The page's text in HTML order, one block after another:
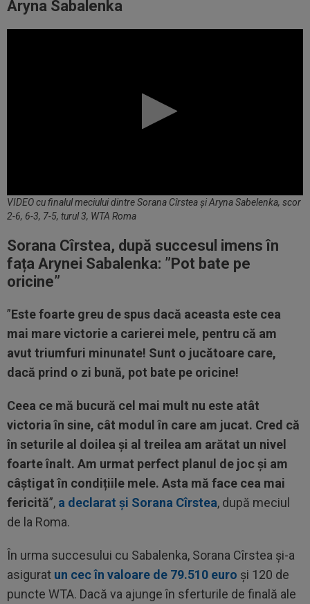
Aryna Sabalenka
VIDEO cu finalul meciului dintre Sorana Cîrstea și Aryna Sabelenka, scor
2-6, 6-3, 7-5, turul 3, WTA Roma
Sorana Cîrstea, după succesul imens în
fața Arynei Sabalenka: ”Pot bate pe
oricine”
”Este foarte greu de spus dacă aceasta este cea
mai mare victorie a carierei mele, pentru că am
avut triumfuri minunate! Sunt o jucătoare care,
dacă prind o zi bună, pot bate pe oricine!
Ceea ce mă bucură cel mai mult nu este atât
victoria în sine, cât modul în care am jucat. Cred că
în seturile al doilea și al treilea am arătat un nivel
foarte înalt. Am urmat perfect planul de joc și am
câștigat în condițiile mele. Asta mă face cea mai
fericită”, a declarat și Sorana Cîrstea, după meciul
de la Roma.
În urma succesului cu Sabalenka, Sorana Cîrstea și-a
asigurat un cec în valoare de 79.510 euro și 120 de
puncte WTA. Dacă va ajunge în sferturile de finală ale